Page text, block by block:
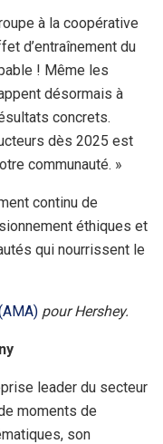
à la coopérative
d’entraînement du
! Même les
désormais à
concrets.
dès 2025 est
communauté. »
continu de
éthiques et
qui nourrissent le
pour Hershey.
leader du secteur
moments de
son